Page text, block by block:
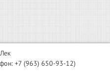
+7 (963) 650-93-12)